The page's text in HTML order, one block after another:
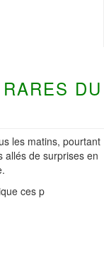
DU
les matins, pourtant
allés de surprises en
ces p